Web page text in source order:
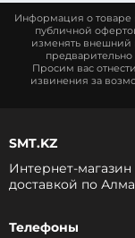
Информация о товаре
публичной
изменять внешний
Просим вас
извинения за
SMT.KZ
Интернет-магазин
доставкой по
Телефоны